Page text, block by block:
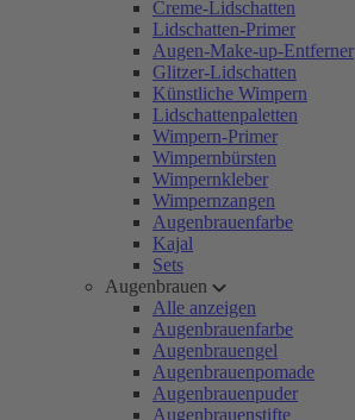
Creme-Lidschatten
Lidschatten-Primer
Augen-Make-up-Entferner
Glitzer-Lidschatten
Künstliche Wimpern
Lidschattenpaletten
Wimpern-Primer
Wimpernbürsten
Wimpernkleber
Wimpernzangen
Augenbrauenfarbe
Kajal
Sets
Augenbrauen
Alle anzeigen
Augenbrauenfarbe
Augenbrauengel
Augenbrauenpomade
Augenbrauenpuder
Augenbrauenstifte